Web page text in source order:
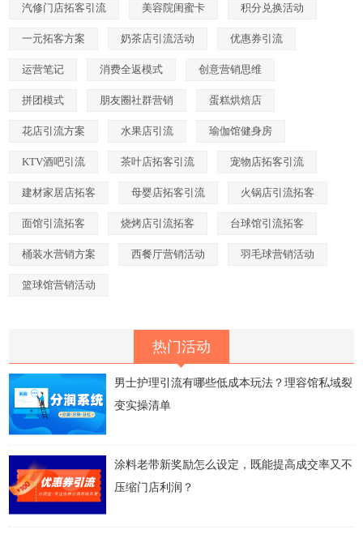
汽修门店拓客引流 美容院闺蜜卡 积分兑换活动
一元拓客方案 奶茶店引流活动 优惠券引流
运营笔记 消费全返模式 创意营销思维
拼团模式 朋友圈社群营销 蛋糕烘焙店
花店引流方案 水果店引流 瑜伽馆健身房
KTV酒吧引流 茶叶店拓客引流 宠物店拓客引流
建材家居店拓客 母婴店拓客引流 火锅店引流拓客
面馆引流拓客 烧烤店引流拓客 台球馆引流拓客
桶装水营销方案 西餐厅营销活动 羽毛球营销活动
篮球馆营销活动
热门活动
男士护理引流有哪些低成本玩法？理容馆私域裂
变实操清单
涂料老带新奖励怎么设定，既能提高成交率又不
压缩门店利润？